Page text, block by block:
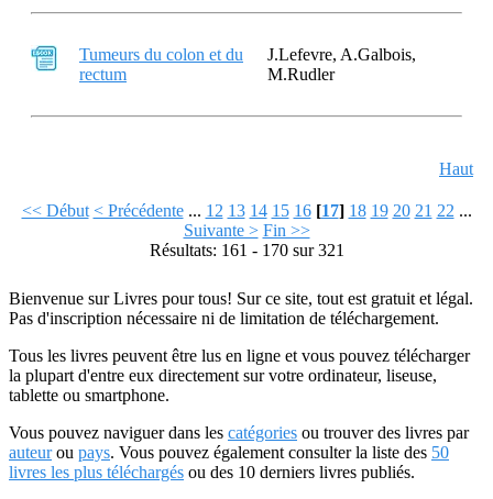
Tumeurs du colon et du
rectum
J.Lefevre, A.Galbois,
M.Rudler
Haut
<< Début < Précédente ... 12 13 14 15 16 [17] 18 19 20 21 22 ...
Suivante > Fin >>
Résultats: 161 - 170 sur 321
Bienvenue sur Livres pour tous! Sur ce site, tout est gratuit et légal.
Pas d'inscription nécessaire ni de limitation de téléchargement.
Tous les livres peuvent être lus en ligne et vous pouvez télécharger
la plupart d'entre eux directement sur votre ordinateur, liseuse,
tablette ou smartphone.
Vous pouvez naviguer dans les catégories ou trouver des livres par
auteurou pays. Vous pouvez également consulter la liste des 50
livres les plus téléchargés ou des 10 derniers livres publiés.